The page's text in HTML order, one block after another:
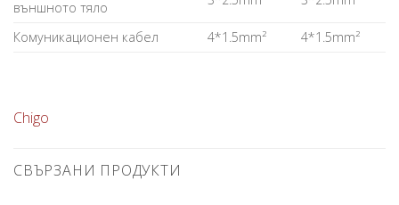
външното тяло
Комуникационен кабел 4*1.5mm² 4*1.5mm²
Chigo
СВЪРЗАНИ ПРОДУКТИ